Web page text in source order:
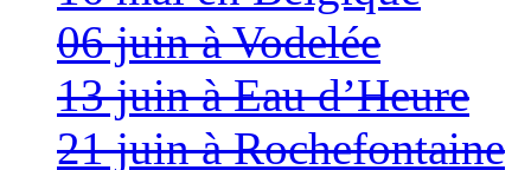
06 juin à Vodelée
13 juin à Eau d’Heure
21 juin à Rochefontaine